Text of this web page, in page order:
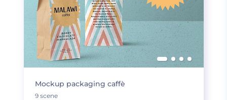
Mockup packaging caffè
9 scene